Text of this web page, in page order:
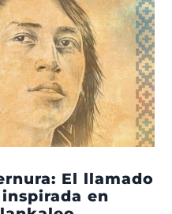
El llamado
en